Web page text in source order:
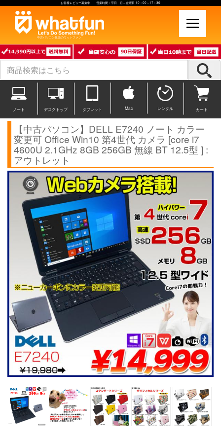
お客様レビュー募集中 営業時間：平日 月～金曜日 10：00～17：30
中古パソコン販売のワットファン
ノート デスクトップ タブレット Mac レンタル カート
【中古パソコン】DELL E7240 ノート カラー
変更可 Office Win10 第4世代 カメラ [core i7
4600U 2.1GHz 8GB 256GB 無線 BT 12.5型 ] :
アウトレット